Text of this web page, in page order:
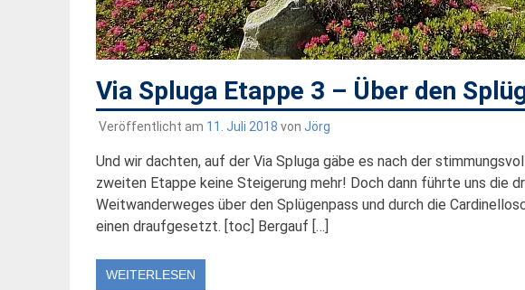
Via Spluga Etappe 3 – Über den
Veröffentlicht am 11. Juli 2018 von Jörg
Und wir dachten, auf der Via Spluga gäbe es nach der
zweiten Etappe keine Steigerung mehr! Doch dann führte uns die
Weitwanderweges über den Splügenpass und durch die
einen draufgesetzt. [toc] Bergauf […]
WEITERLESEN